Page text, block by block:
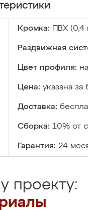
Кромка: ПВХ (0,4
Раздвижная
Цвет профиля:
Цена: указана
Доставка:
Сборка: 10% от
Гарантия: 24
проекту: